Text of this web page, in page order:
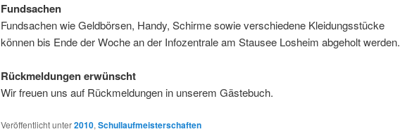
Fundsachen
Fundsachen wie Geldbörsen, Handy, Schirme sowie verschiedene Kleidungsstücke
können bis Ende der Woche an der Infozentrale am Stausee Losheim abgeholt werden.
Rückmeldungen erwünscht
Wir freuen uns auf Rückmeldungen in unserem Gästebuch.
Veröffentlicht unter2010, Schullaufmeisterschaften